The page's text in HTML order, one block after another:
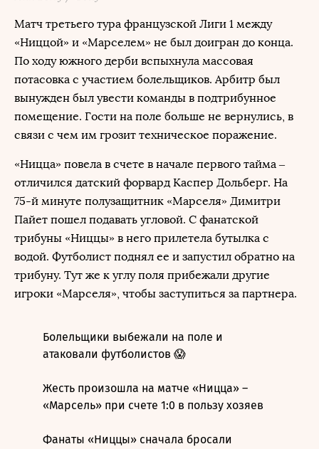
Матч третьего тура французской Лиги 1 между
«Ниццой» и «Марселем» не был доигран до конца.
По ходу южного дерби вспыхнула массовая
потасовка с участием болельщиков. Арбитр был
вынужден был увести команды в подтрибунное
помещение. Гости на поле больше не вернулись, в
связи с чем им грозит техническое поражение.
«Ницца» повела в счете в начале первого тайма –
отличился датский форвард Каспер Дольберг. На
75-й минуте полузащитник «Марселя» Димитри
Пайет пошел подавать угловой. С фанатской
трибуны «Ниццы» в него прилетела бутылка с
водой. Футболист поднял ее и запустил обратно на
трибуну. Тут же к углу поля прибежали другие
игроки «Марселя», чтобы заступиться за партнера.
Болельщики выбежали на поле и
атаковали футболистов 😱
Жесть произошла на матче «Ницца» –
«Марсель» при счете 1:0 в пользу хозяев
Фанаты «Ниццы» сначала бросали